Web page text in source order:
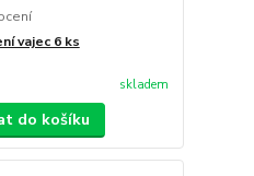
vajec 6 ks
skladem
do košíku